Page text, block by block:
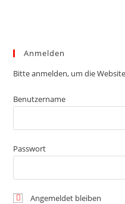
Anmelden
Bitte anmelden, um die
Benutzername
Passwort
Angemeldet bleiben